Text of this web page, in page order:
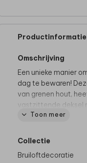
Productinformatie
Omschrijving
Een unieke manier
dag te bewaren!
van grenen hout,
vastzittende deksel
de bovenzijde van
• Voor het mooiste
Toon meer
Collectie
Bruiloftdecoratie